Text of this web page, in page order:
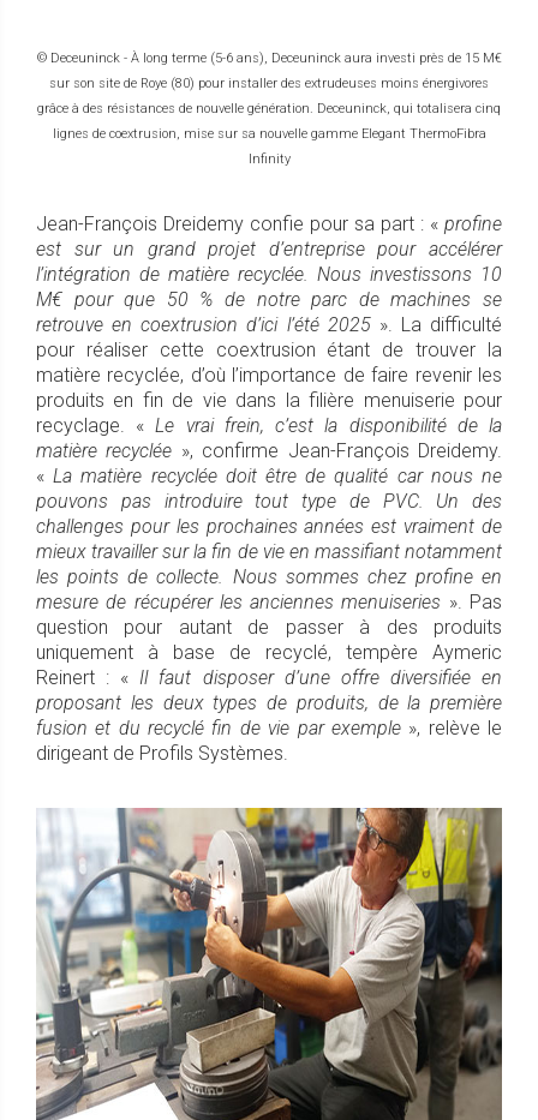
© Deceuninck - À long terme (5-6 ans), Deceuninck aura investi près de 15 M€
sur son site de Roye (80) pour installer des extrudeuses moins énergivores
grâce à des résistances de nouvelle génération. Deceuninck, qui totalisera cinq
lignes de coextrusion, mise sur sa nouvelle gamme Elegant ThermoFibra
Infinity
Jean-François Dreidemy confie pour sa part : « profine
est sur un grand projet d’entreprise pour accélérer
l’intégration de matière recyclée. Nous investissons 10
M€ pour que 50 % de notre parc de machines se
retrouve en coextrusion d’ici l’été 2025 ». La difficulté
pour réaliser cette coextrusion étant de trouver la
matière recyclée, d’où l’importance de faire revenir les
produits en fin de vie dans la filière menuiserie pour
recyclage. «Le vrai frein, c’est la disponibilité de la
matière recyclée », confirme Jean-François Dreidemy.
«La matière recyclée doit être de qualité car nous ne
pouvons pas introduire tout type de PVC. Un des
challenges pour les prochaines années est vraiment de
mieux travailler sur la fin de vie en massifiant notamment
les points de collecte. Nous sommes chez profine en
mesure de récupérer les anciennes menuiseries ». Pas
question pour autant de passer à des produits
uniquement à base de recyclé, tempère Aymeric
Reinert : «Il faut disposer d’une offre diversifiée en
proposant les deux types de produits, de la première
fusion et du recyclé fin de vie par exemple», relève le
dirigeant de Profils Systèmes.